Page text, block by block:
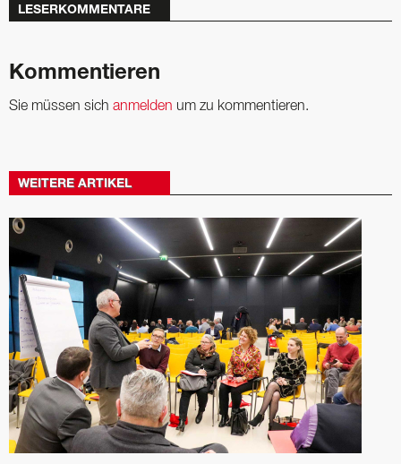
LESERKOMMENTARE
Kommentieren
Sie müssen sich anmelden um zu kommentieren.
WEITERE ARTIKEL